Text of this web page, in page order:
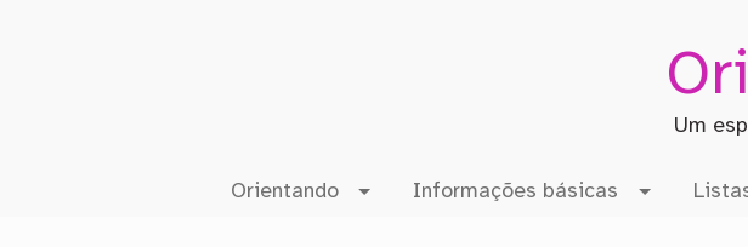
Um
Orientando Informações básicas